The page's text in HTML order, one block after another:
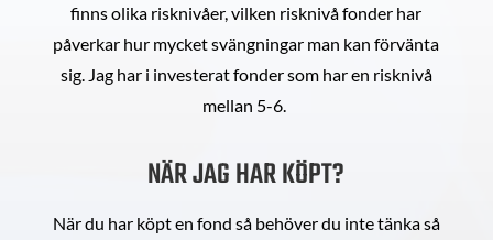
finns olika risknivåer, vilken risknivå fonder har
påverkar hur mycket svängningar man kan förvänta
sig. Jag har i investerat fonder som har en risknivå
mellan 5-6.
NÄR JAG HAR KÖPT?
När du har köpt en fond så behöver du inte tänka så